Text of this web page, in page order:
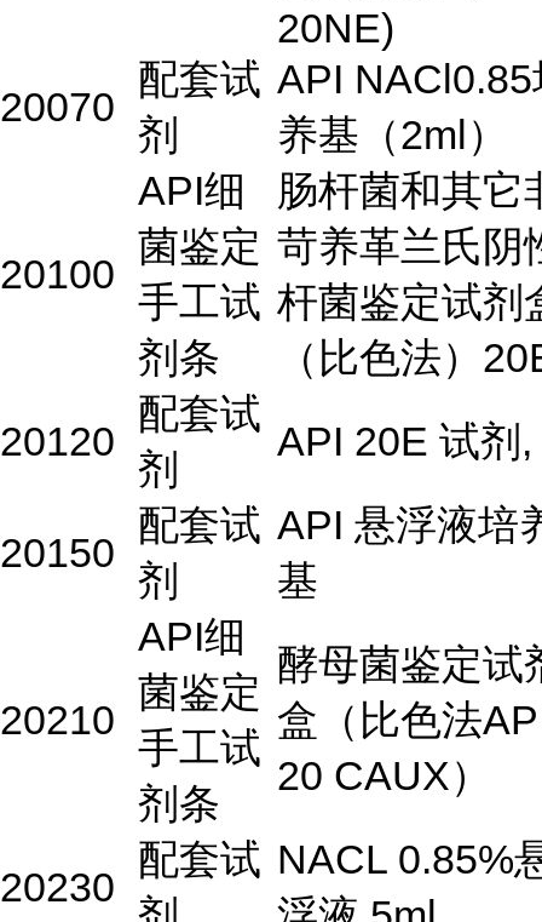
20NE)
20070
配套试
剂
API NACl0.85
养基（2ml）
20100
API细
菌鉴定
手工试
剂条
肠杆菌和其它
苛养革兰氏阴
杆菌鉴定试剂
（比色法）
20120
配套试
剂
API 20E 试剂,
20150
配套试
剂
API 悬浮液培
基
20210
API细
菌鉴定
手工试
剂条
酵母菌鉴定试
盒（比色法
20 CAUX）
20230
配套试 NACL 0.85%